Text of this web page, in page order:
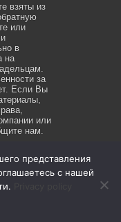
взяты из
или
в
на
за
Если Вы
или
нам.
Же-ЖУР все права
представления
с нашей